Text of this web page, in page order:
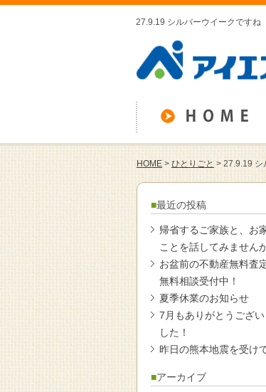
27.9.19 シルバーウイークですね
HOME>ひとりごと >27.9.19 シ
最近の投稿
帰省するご家族と、お
ことを話してみません
お盆前の不動産無料査
無料相談受付中！
夏季休業のお知らせ
7月もありがとうござい
した！
昨日の熊本地震を受け
アーカイブ